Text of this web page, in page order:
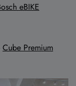
eBIKE
Cube Premium